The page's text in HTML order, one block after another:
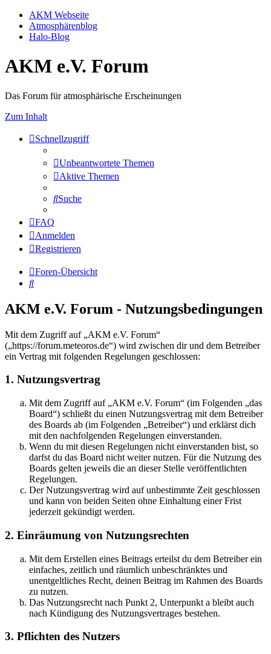
AKM Webseite
Atmosphärenblog
Halo-Blog
AKM e.V. Forum
Das Forum für atmosphärische Erscheinungen
Zum Inhalt
Schnellzugriff
Unbeantwortete Themen
Aktive Themen
Suche
FAQ
Anmelden
Registrieren
Foren-Übersicht
Suche
AKM e.V. Forum - Nutzungsbedingungen
Mit dem Zugriff auf „AKM e.V. Forum“
(„https://forum.meteoros.de“) wird zwischen dir und dem Betreiber
ein Vertrag mit folgenden Regelungen geschlossen:
1. Nutzungsvertrag
Mit dem Zugriff auf „AKM e.V. Forum“ (im Folgenden „das
Board“) schließt du einen Nutzungsvertrag mit dem Betreiber
des Boards ab (im Folgenden „Betreiber“) und erklärst dich
mit den nachfolgenden Regelungen einverstanden.
Wenn du mit diesen Regelungen nicht einverstanden bist, so
darfst du das Board nicht weiter nutzen. Für die Nutzung des
Boards gelten jeweils die an dieser Stelle veröffentlichten
Regelungen.
Der Nutzungsvertrag wird auf unbestimmte Zeit geschlossen
und kann von beiden Seiten ohne Einhaltung einer Frist
jederzeit gekündigt werden.
2. Einräumung von Nutzungsrechten
Mit dem Erstellen eines Beitrags erteilst du dem Betreiber ein
einfaches, zeitlich und räumlich unbeschränktes und
unentgeltliches Recht, deinen Beitrag im Rahmen des Boards
zu nutzen.
Das Nutzungsrecht nach Punkt 2, Unterpunkt a bleibt auch
nach Kündigung des Nutzungsvertrages bestehen.
3. Pflichten des Nutzers